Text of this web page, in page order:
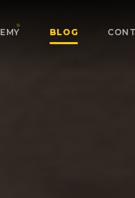
BLOG